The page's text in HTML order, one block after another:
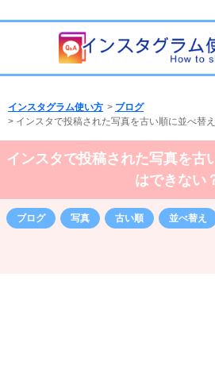
インスタグラム使い方 > ブログ
> インスタで投稿された写真を古い順に並べ替
インスタで投稿された写真を古
はできない
ブログ 写真 古い順 並べ替え